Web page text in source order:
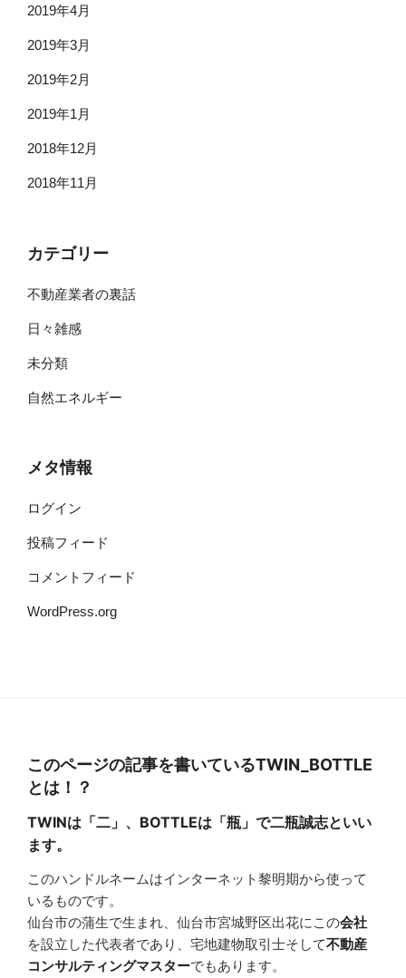
2019年4月
2019年3月
2019年2月
2019年1月
2018年12月
2018年11月
カテゴリー
不動産業者の裏話
日々雑感
未分類
自然エネルギー
メタ情報
ログイン
投稿フィード
コメントフィード
WordPress.org
このページの記事を書いているTWIN_BOTTLE
とは！？
TWINは「二」、BOTTLEは「瓶」で二瓶誠志といい
ます。
このハンドルネームはインターネット黎明期から使って
いるものです。
仙台市の蒲生で生まれ、仙台市宮城野区出花にこの会社
を設立した代表者であり、宅地建物取引士そして不動産
コンサルティングマスターでもあります。